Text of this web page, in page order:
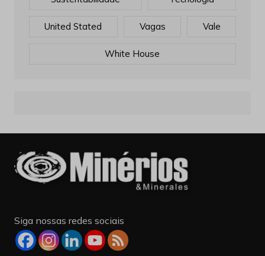
United Stated Vagas Vale
White House
Siga nossas redes sociais